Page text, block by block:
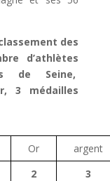
des
d’athlètes
de Seine,
3 médailles
Or
argent
2 3